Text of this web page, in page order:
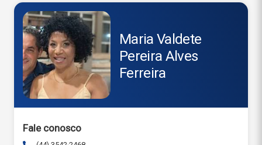
Maria Valdete
Pereira Alves
Ferreira
Fale conosco